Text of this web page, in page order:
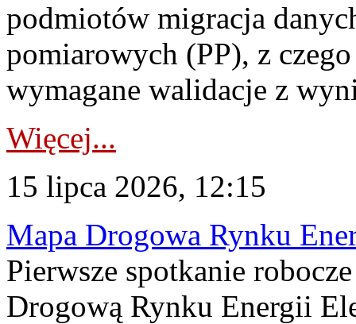
podmiotów migracja
pomiarowych (PP), z
wymagane walidacje z
Więcej...
15 lipca 2026, 12:15
Mapa Drogowa Rynku
Pierwsze spotkanie
Drogową Rynku Energii